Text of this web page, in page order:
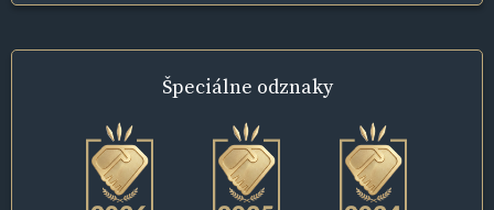
Špeciálne odznaky